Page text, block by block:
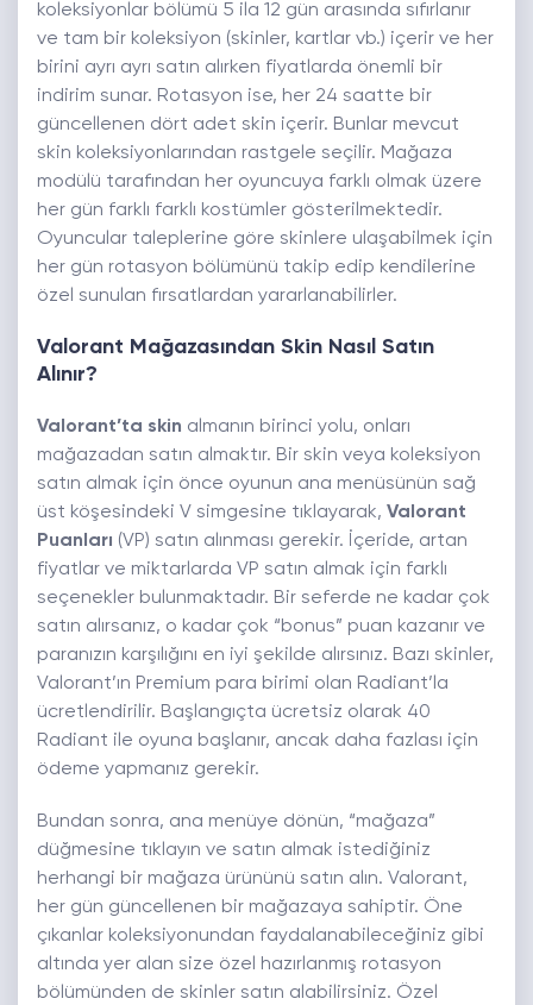
koleksiyonlar bölümü 5 ila 12 gün arasında sıfırlanır
ve tam bir koleksiyon (skinler, kartlar vb.) içerir ve her
birini ayrı ayrı satın alırken fiyatlarda önemli bir
indirim sunar. Rotasyon ise, her 24 saatte bir
güncellenen dört adet skin içerir. Bunlar mevcut
skin koleksiyonlarından rastgele seçilir. Mağaza
modülü tarafından her oyuncuya farklı olmak üzere
her gün farklı farklı kostümler gösterilmektedir.
Oyuncular taleplerine göre skinlere ulaşabilmek için
her gün rotasyon bölümünü takip edip kendilerine
özel sunulan fırsatlardan yararlanabilirler.
Valorant Mağazasından Skin Nasıl Satın
Alınır?
Valorant’ta skin almanın birinci yolu, onları
mağazadan satın almaktır. Bir skin veya koleksiyon
satın almak için önce oyunun ana menüsünün sağ
üst köşesindeki V simgesine tıklayarak, Valorant
Puanları (VP) satın alınması gerekir. İçeride, artan
fiyatlar ve miktarlarda VP satın almak için farklı
seçenekler bulunmaktadır. Bir seferde ne kadar çok
satın alırsanız, o kadar çok “bonus” puan kazanır ve
paranızın karşılığını en iyi şekilde alırsınız. Bazı skinler,
Valorant’ın Premium para birimi olan Radiant’la
ücretlendirilir. Başlangıçta ücretsiz olarak 40
Radiant ile oyuna başlanır, ancak daha fazlası için
ödeme yapmanız gerekir.
Bundan sonra, ana menüye dönün, “mağaza”
düğmesine tıklayın ve satın almak istediğiniz
herhangi bir mağaza ürününü satın alın. Valorant,
her gün güncellenen bir mağazaya sahiptir. Öne
çıkanlar koleksiyonundan faydalanabileceğiniz gibi
altında yer alan size özel hazırlanmış rotasyon
bölümünden de skinler satın alabilirsiniz. Özel